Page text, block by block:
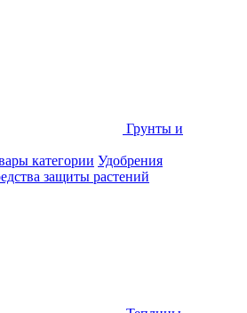
Грунты и
категории Удобрения
защиты растений